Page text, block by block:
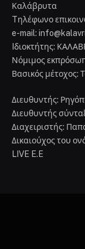
Καλάβρυτα
Tηλέφωνο
e-mail:
Iδιοκτήτης:
Νόμιμος
Βασικός μέτοχος:
Διευθυντής:
Διευθυντής
Διαχειριστής:
Δικαιούχος του
LIVE E.E